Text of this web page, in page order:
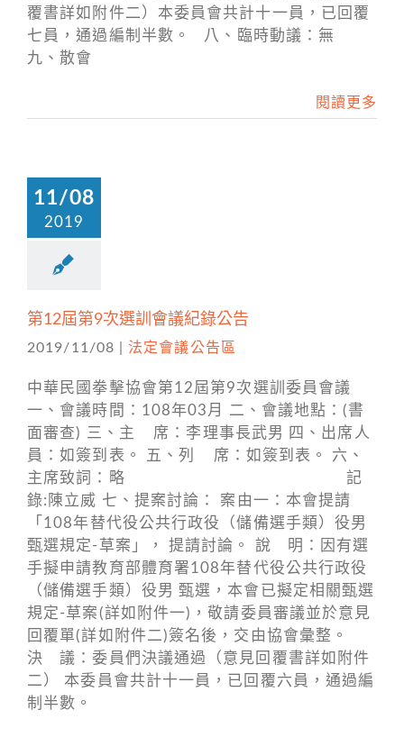
覆書詳如附件二）本委員會共計十一員，已回覆
七員，通過編制半數。 八、臨時動議：無
九、散會
閱讀更多
11/08
2019
第12屆第9次選訓會議紀錄公告
2019/11/08 法定會議公告區
中華民國拳擊協會第12屆第9次選訓委員會議
一、會議時間：108年03月 二、會議地點：(書
面審查) 三、主 席：李理事長武男 四、出席人
員：如簽到表。 五、列 席：如簽到表。 六、
主席致詞：略 記
錄:陳立威 七、提案討論： 案由一：本會提請
「108年替代役公共行政役（儲備選手類）役男
甄選規定-草案」， 提請討論。 說 明：因有選
手擬申請教育部體育署108年替代役公共行政役
（儲備選手類）役男 甄選，本會已擬定相關甄選
規定-草案(詳如附件一)，敬請委員審議並於意見
回覆單(詳如附件二)簽名後，交由協會彙整。
決 議：委員們決議通過（意見回覆書詳如附件
二） 本委員會共計十一員，已回覆六員，通過編
制半數。